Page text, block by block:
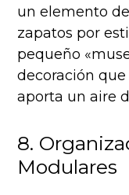
un elemento
zapatos por
pequeño
decoración
aporta un aire
8.
Modulares